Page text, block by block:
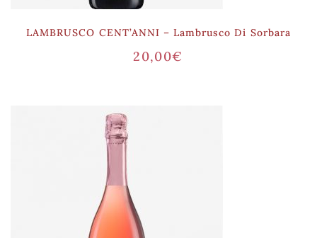
LAMBRUSCO CENT’ANNI – Lambrusco Di Sorbara
20,00€